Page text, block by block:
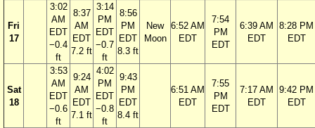
Fri
17
3:02
AM
EDT
−0.4
ft
8:37
AM
EDT
7.2 ft
3:14
PM
EDT
−0.7
ft
8:56
PM
EDT
8.3 ft
New
Moon
6:52 AM
EDT
7:54
PM
EDT
6:39 AM
EDT
8:28 PM
EDT
Sat
18
3:53
AM
EDT
−0.6
ft
9:24
AM
EDT
7.1 ft
4:02
PM
EDT
−0.8
ft
9:43
PM
EDT
8.4 ft
6:51 AM
EDT
7:55
PM
EDT
7:17 AM
EDT
9:42 PM
EDT